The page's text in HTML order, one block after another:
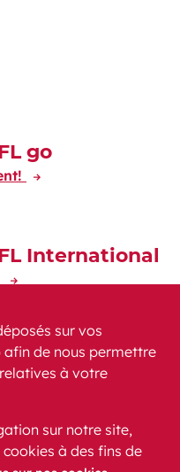
go
International
sur vos
de nous permettre
à votre
sur notre site,
à des fins de